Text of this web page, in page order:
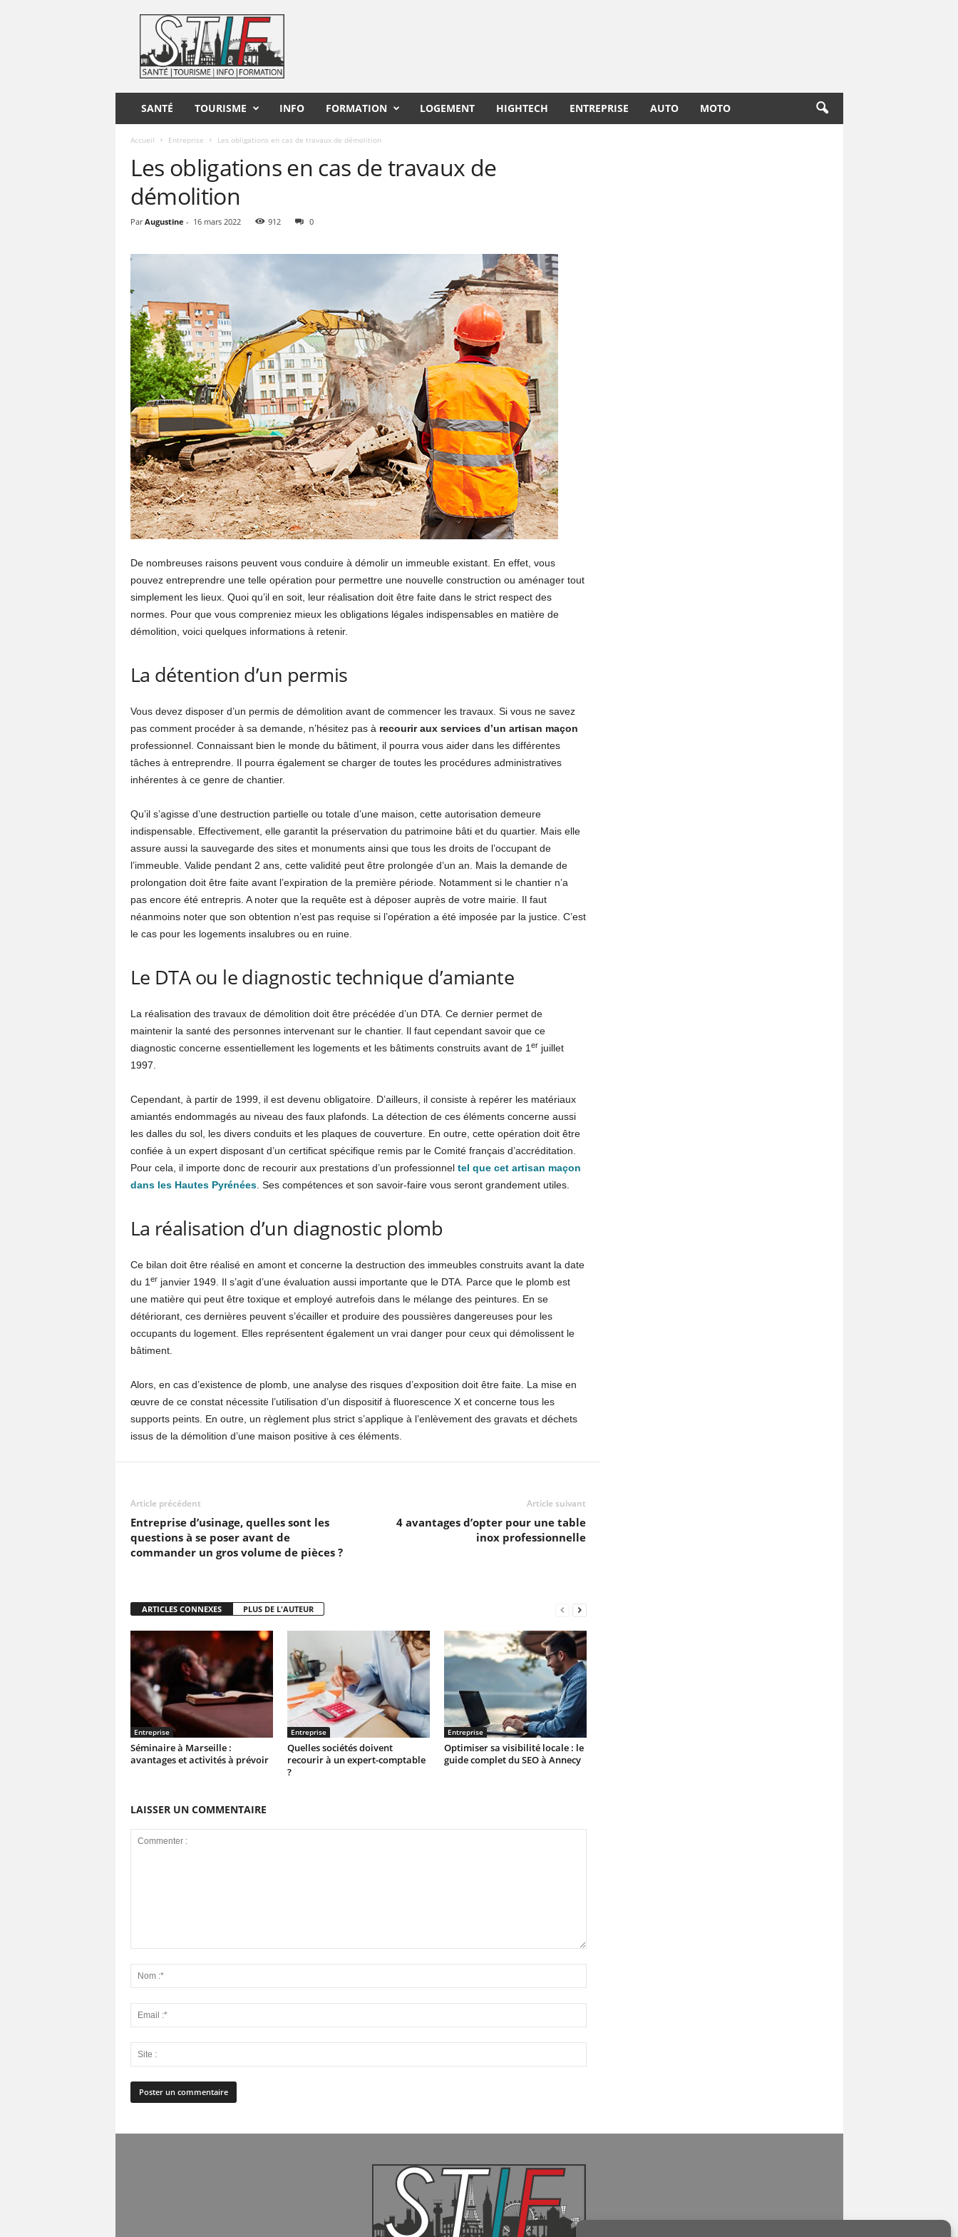
SANTÉ TOURISME INFO FORMATION LOGEMENT HIGHTECH ENTREPRISE AUTO MOTO
Accueil Entreprise Les obligations en cas de travaux de démolition
Les obligations en cas de travaux de
démolition
Par Augustine - 16 mars 2022 912 0
De nombreuses raisons peuvent vous conduire à démolir un immeuble existant. En effet, vous
pouvez entreprendre une telle opération pour permettre une nouvelle construction ou aménager tout
simplement les lieux. Quoi qu’il en soit, leur réalisation doit être faite dans le strict respect des
normes. Pour que vous compreniez mieux les obligations légales indispensables en matière de
démolition, voici quelques informations à retenir.
La détention d’un permis
Vous devez disposer d’un permis de démolition avant de commencer les travaux. Si vous ne savez
pas comment procéder à sa demande, n’hésitez pas à recourir aux services d’un artisan maçon
professionnel. Connaissant bien le monde du bâtiment, il pourra vous aider dans les différentes
tâches à entreprendre. Il pourra également se charger de toutes les procédures administratives
inhérentes à ce genre de chantier.
Qu’il s’agisse d’une destruction partielle ou totale d’une maison, cette autorisation demeure
indispensable. Effectivement, elle garantit la préservation du patrimoine bâti et du quartier. Mais elle
assure aussi la sauvegarde des sites et monuments ainsi que tous les droits de l’occupant de
l’immeuble. Valide pendant 2 ans, cette validité peut être prolongée d’un an. Mais la demande de
prolongation doit être faite avant l’expiration de la première période. Notamment si le chantier n’a
pas encore été entrepris. A noter que la requête est à déposer auprès de votre mairie. Il faut
néanmoins noter que son obtention n’est pas requise si l’opération a été imposée par la justice. C’est
le cas pour les logements insalubres ou en ruine.
Le DTA ou le diagnostic technique d’amiante
La réalisation des travaux de démolition doit être précédée d’un DTA. Ce dernier permet de
maintenir la santé des personnes intervenant sur le chantier. Il faut cependant savoir que ce
diagnostic concerne essentiellement les logements et les bâtiments construits avant de 1 erjuillet
1997.
Cependant, à partir de 1999, il est devenu obligatoire. D’ailleurs, il consiste à repérer les matériaux
amiantés endommagés au niveau des faux plafonds. La détection de ces éléments concerne aussi
les dalles du sol, les divers conduits et les plaques de couverture. En outre, cette opération doit être
confiée à un expert disposant d’un certificat spécifique remis par le Comité français d’accréditation.
Pour cela, il importe donc de recourir aux prestations d’un professionnel tel que cet artisan maçon
dans les Hautes Pyrénées. Ses compétences et son savoir-faire vous seront grandement utiles.
La réalisation d’un diagnostic plomb
Ce bilan doit être réalisé en amont et concerne la destruction des immeubles construits avant la date
du 1 erjanvier 1949. Il s’agit d’une évaluation aussi importante que le DTA. Parce que le plomb est
une matière qui peut être toxique et employé autrefois dans le mélange des peintures. En se
détériorant, ces dernières peuvent s’écailler et produire des poussières dangereuses pour les
occupants du logement. Elles représentent également un vrai danger pour ceux qui démolissent le
bâtiment.
Alors, en cas d’existence de plomb, une analyse des risques d’exposition doit être faite. La mise en
œuvre de ce constat nécessite l’utilisation d’un dispositif à fluorescence X et concerne tous les
supports peints. En outre, un règlement plus strict s’applique à l’enlèvement des gravats et déchets
issus de la démolition d’une maison positive à ces éléments.
Article précédent
Entreprise d’usinage, quelles sont les
questions à se poser avant de
commander un gros volume de pièces ?
Article suivant
4 avantages d’opter pour une table
inox professionnelle
ARTICLES CONNEXES PLUS DE L'AUTEUR
Entreprise
Séminaire à Marseille :
avantages et activités à prévoir
Entreprise
Quelles sociétés doivent
recourir à un expert-comptable
?
Entreprise
Optimiser sa visibilité locale : le
guide complet du SEO à Annecy
LAISSER UN COMMENTAIRE